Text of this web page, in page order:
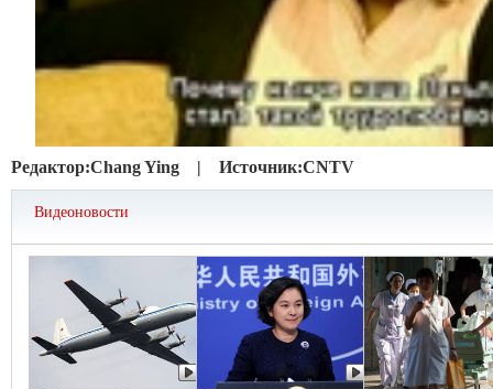
Редактор:Chang Ying | Источник:CNTV
Видеоновости